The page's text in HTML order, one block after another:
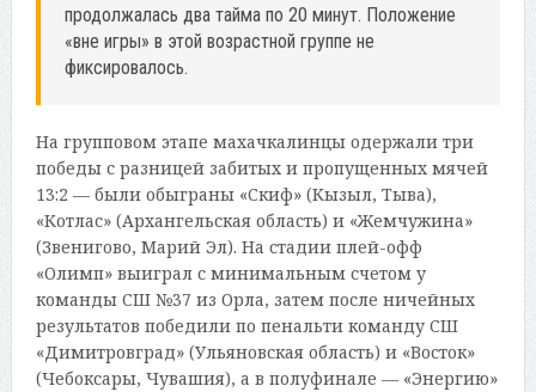
продолжалась два тайма по 20 минут. Положение
«вне игры» в этой возрастной группе не
фиксировалось.
На групповом этапе махачкалинцы одержали три
победы с разницей забитых и пропущенных мячей
13:2 — были обыграны «Скиф» (Кызыл, Тыва),
«Котлас» (Архангельская область) и «Жемчужина»
(Звенигово, Марий Эл). На стадии плей-офф
«Олимп» выиграл с минимальным счетом у
команды СШ №37 из Орла, затем после ничейных
результатов победили по пенальти команду СШ
«Димитровград» (Ульяновская область) и «Восток»
(Чебоксары, Чувашия), а в полуфинале — «Энергию»